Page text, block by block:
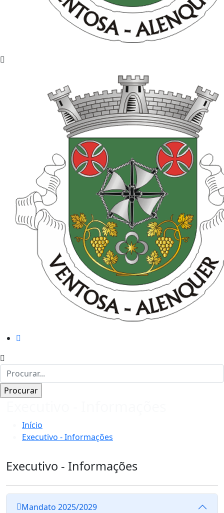
Início
Executivo - Informações
Executivo - Informações
Mandato 2025/2029